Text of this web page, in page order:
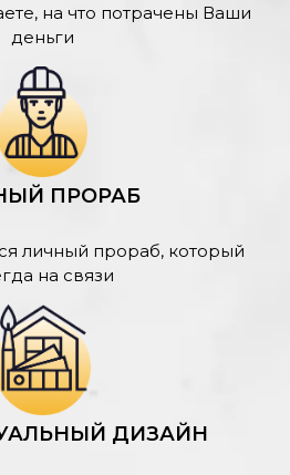
на что потрачены Ваши
деньги
ПРОРАБ
личный прораб, который
на связи
ДИЗАЙН